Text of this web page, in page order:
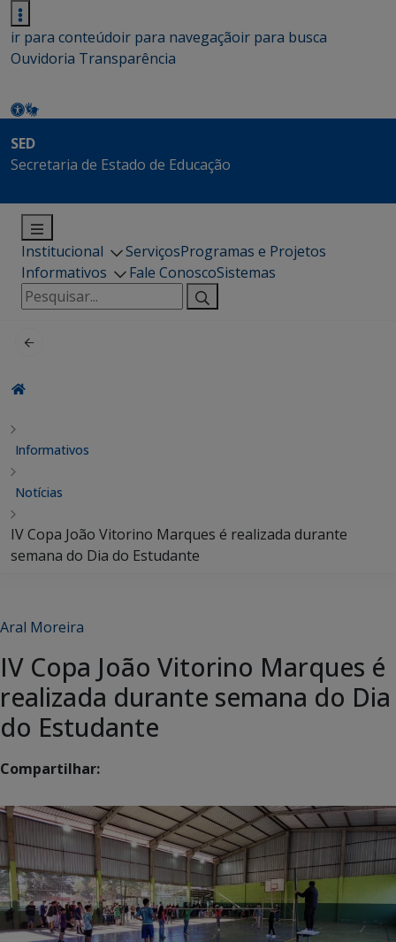
ir para conteúdoir para navegaçãoir para busca
Ouvidoria Transparência
SED
Secretaria de Estado de Educação
Institucional ServiçosProgramas e Projetos
Informativos
Fale ConoscoSistemas
Pesquisar
por:
Informativos
Notícias
IV Copa João Vitorino Marques é realizada durante
semana do Dia do Estudante
Aral Moreira
IV Copa João Vitorino Marques é
realizada durante semana do Dia
do Estudante
Compartilhar: